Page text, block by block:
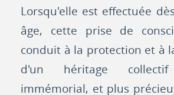
Lorsqu'elle est effectuée
âge, cette prise de
conduit à la protection et à
d'un héritage collectif
immémorial, et plus